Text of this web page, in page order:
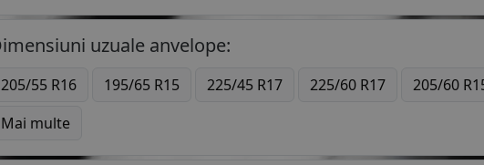
uzuale anvelope:
205/55 R16 195/65 R15 225/45 R17 225/60 R17 205/60
Mai multe